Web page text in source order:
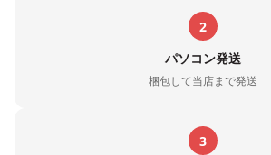
2
パソコン発送
梱包して当店まで発送
3